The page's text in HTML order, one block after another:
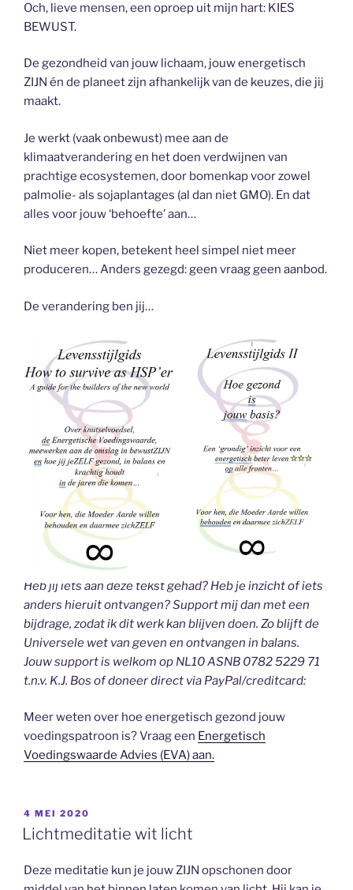
Och, lieve mensen, een oproep uit mijn hart: KIES
BEWUST.
De gezondheid van jouw lichaam, jouw energetisch
ZIJN én de planeet zijn afhankelijk van de keuzes, die jij
maakt.
Je werkt (vaak onbewust) mee aan de
klimaatverandering en het doen verdwijnen van
prachtige ecosystemen, door bomenkap voor zowel
palmolie- als sojaplantages (al dan niet GMO). En dat
alles voor jouw ‘behoefte’ aan…
Niet meer kopen, betekent heel simpel niet meer
produceren… Anders gezegd: geen vraag geen aanbod.
De verandering ben jij…
Heb jij iets aan deze tekst gehad? Heb je inzicht of iets
anders hieruit ontvangen? Support mij dan met een
bijdrage, zodat ik dit werk kan blijven doen. Zo blijft de
Universele wet van geven en ontvangen in balans.
Jouw support is welkom op NL10 ASNB 0782 5229 71
t.n.v. K.J. Bos of doneer direct via PayPal/creditcard:
Meer weten over hoe energetisch gezond jouw
voedingspatroon is? Vraag een Energetisch
Voedingswaarde Advies (EVA) aan.
GEPLAATST
OP
4 MEI 2020
Lichtmeditatie wit licht
Deze meditatie kun je jouw ZIJN opschonen door